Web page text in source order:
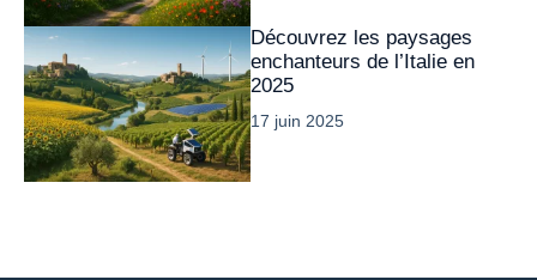
Découvrez les paysages
enchanteurs de l’Italie en
2025
17 juin 2025